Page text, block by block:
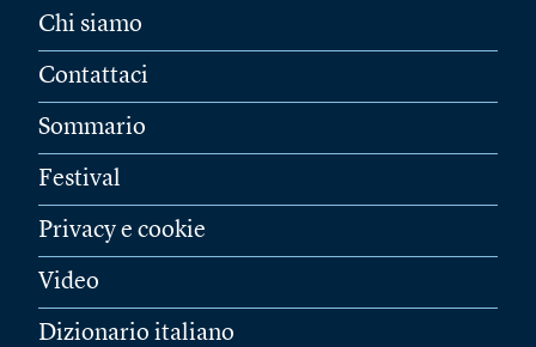
Chi siamo
Contattaci
Sommario
Festival
Privacy e cookie
Video
Dizionario italiano